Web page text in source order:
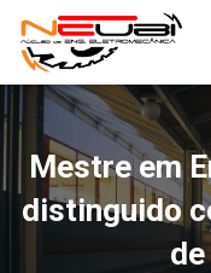
Mestre em
distinguido